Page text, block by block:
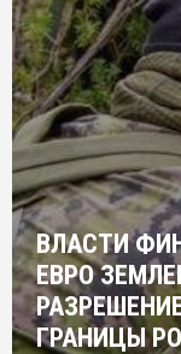
ВЛАСТИ
ЕВРО
ГРАНИЦЫ